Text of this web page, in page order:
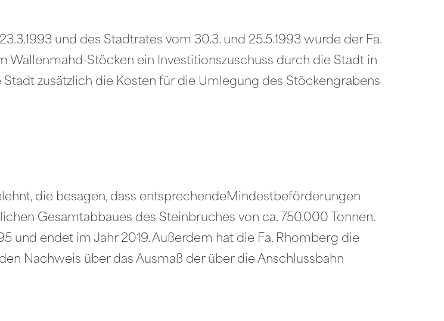
und des Stadtrates vom 30.3. und 25.5.1993 wurde der Fa.
Wallenmahd-Stöcken ein Investitionszuschuss durch die Stadt in
zusätzlich die Kosten für die Umlegung des Stöckengrabens
die besagen, dass entsprechendeMindestbeförderungen
Gesamtabbaues des Steinbruches von ca. 750.000 Tonnen.
und endet im Jahr 2019. Außerdem hat die Fa. Rhomberg die
Nachweis über das Ausmaß der über die Anschlussbahn